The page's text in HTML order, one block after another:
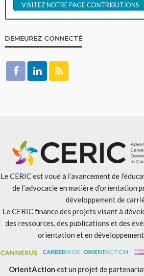
VISITEZ NOTRE PAGE CONTRIBUTIONS
DEMEUREZ CONNECTÉ
Le CERIC est voué à l’avancement de
de l’advocacie en matière d’orientation
développement de
Le CERIC finance des projets visant à
des ressources, des publications et des
orientation et en
OrientAction est un projet de